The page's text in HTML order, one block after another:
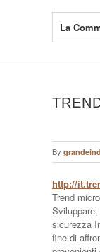
La
By
http://
Trend micro
sicurezza
fine di